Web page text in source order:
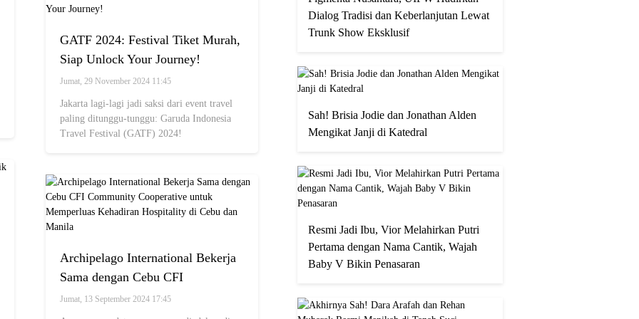
GATF 2024: Festival Tiket Murah,
Siap Unlock Your Journey!
Jumat, 29 November 2024 11:45
Jakarta lagi-lagi jadi saksi dari event travel
paling ditunggu-tunggu: Garuda Indonesia
Travel Festival (GATF) 2024!
Archipelago International Bekerja
Sama dengan Cebu CFI
Community Cooperative untuk
Memperluas Kehadiran Hospitality
Jumat, 13 September 2024 17:45
Dialog Tradisi dan Keberlanjutan Lewat
Trunk Show Eksklusif
Sah! Brisia Jodie dan Jonathan Alden
Mengikat Janji di Katedral
Resmi Jadi Ibu, Vior Melahirkan Putri
Pertama dengan Nama Cantik, Wajah
Baby V Bikin Penasaran